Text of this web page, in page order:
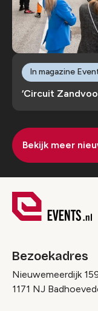
‘Circuit
In magazine
Bekijk meer
Bezoekadres
Nieuwemeerdijk
1171 NJ